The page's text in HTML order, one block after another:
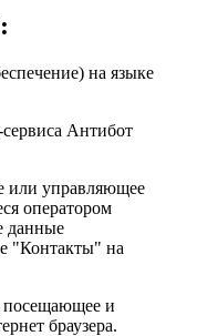
на языке
Антибот
или управляющее
оператором
данные
"Контакты" на
посещающее и
браузера.